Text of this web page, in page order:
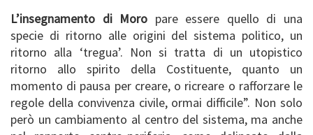
L’insegnamento di Moro pare essere quello di una
specie di ritorno alle origini del sistema politico, un
ritorno alla ‘tregua’. Non si tratta di un utopistico
ritorno allo spirito della Costituente, quanto un
momento di pausa per creare, o ricreare o rafforzare le
regole della convivenza civile, ormai difficile”. Non solo
però un cambiamento al centro del sistema, ma anche